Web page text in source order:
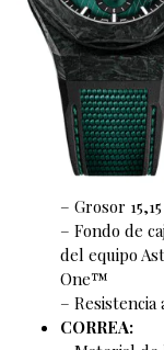
– Grosor
– Fondo de
del equipo
One™️
– Resistencia
CORREA: